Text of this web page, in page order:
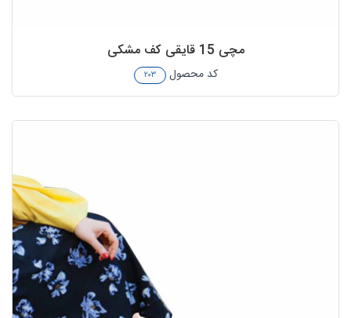
مچی 15 قایقی کف مشکی
کد محصول ۲۰۳